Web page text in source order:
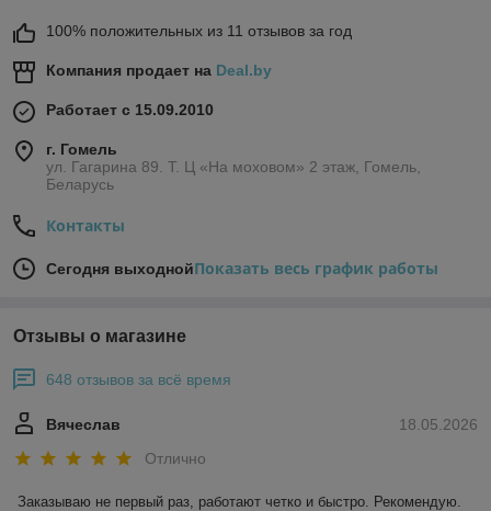
100% положительных из 11 отзывов за год
Компания продает на Deal.by
Работает с 15.09.2010
г. Гомель
ул. Гагарина 89. Т. Ц «На моховом» 2 этаж, Гомель,
Беларусь
Контакты
Сегодня выходнойПоказать весь график работы
Отзывы о магазине
648 отзывов за всё время
18.05.2026
Вячеслав
Отлично
Заказываю не первый раз, работают четко и быстро. Рекомендую.